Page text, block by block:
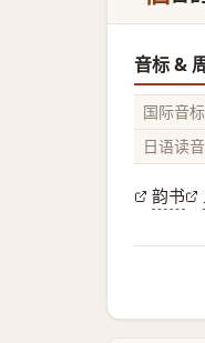
音标 &
国际音标
日语读音
韵书